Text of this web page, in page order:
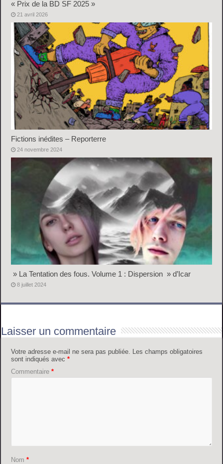
« Prix de la BD SF 2025 »
21 avril 2026
Fictions inédites – Reporterre
24 novembre 2024
» La Tentation des fous. Volume 1 : Dispersion » d’Icar
8 juillet 2024
Laisser un commentaire
Votre adresse e-mail ne sera pas publiée.
Les champs obligatoires
sont indiqués avec*
Commentaire*
Nom*